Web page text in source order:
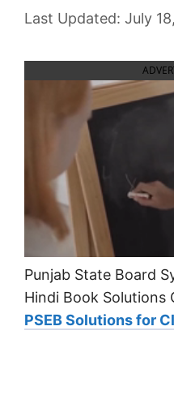
July
Punjab State Board
Hindi Book Solutions
PSEB Solutions for